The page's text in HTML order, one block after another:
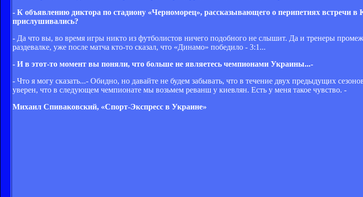
- К объявлению диктора по стадиону «Черноморец», рассказывающего о перипетиях встречи
прислушивались?
- Да что вы, во время игры никто из футболистов ничего подобного не слышит. Да и тренеры
раздевалке, уже после матча кто-то сказал, что «Динамо» победило - 3:1...
- И в этот-то момент вы поняли, что больше не являетесь чемпионами Украины...-
- Что я могу сказать...- Обидно, но давайте не будем забывать, что в течение двух предыдущих
уверен, что в следующем чемпионате мы возьмем реванш у киевлян. Есть у меня такое чувство. -
Михаил Спиваковский, «Спорт-Экспресс в Украине»